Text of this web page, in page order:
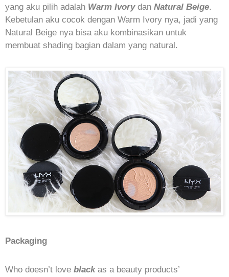
yang aku pilih adalah Warm Ivorydan Natural Beige.
Kebetulan aku cocok dengan Warm Ivory nya, jadi yang
Natural Beige nya bisa aku kombinasikan untuk
membuat shading bagian dalam yang natural.
Packaging
Who doesn’t love blackas a beauty products’